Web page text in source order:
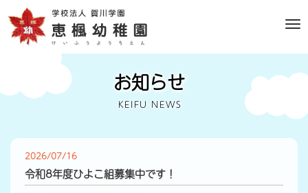
M
u
お知らせ
KEIFU NEWS
2026/07/16
令和8年度ひよこ組募集中です！